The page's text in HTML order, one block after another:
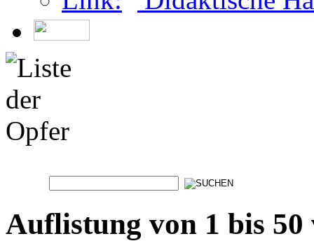
Auflistung von 1 bis 50